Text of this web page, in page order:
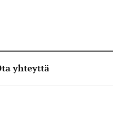
yhteyttä